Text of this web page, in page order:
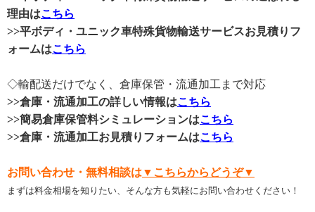
理由はこちら
>>平ボディ・ユニック車特殊貨物輸送サービスお見積りフ
ォームはこちら
◇輸配送だけでなく、倉庫保管・流通加工まで対応
>>倉庫・流通加工の詳しい情報はこちら
>>簡易倉庫保管料シミュレーションはこちら
>>倉庫・流通加工お見積りフォームはこちら
お問い合わせ・無料相談は ▼こちらからどうぞ▼
まずは料金相場を知りたい、そんな方も気軽にお問い合わせください！